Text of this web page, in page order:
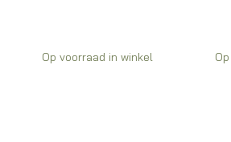
Op voorraad in winkel